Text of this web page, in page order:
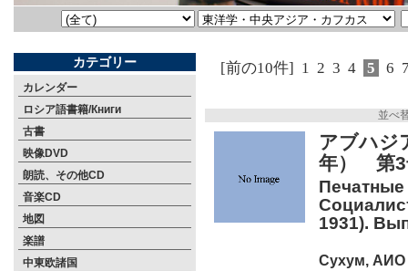
カテゴリー
カレンダー
ロシア語書籍/Книги
古書
映像DVD
朗読、その他CD
音楽CD
地図
楽譜
中東欧諸国
[前の10件] 1 2 3 4 5 6
並べ
アブハジ
年） 第
Печатные
1931).
Сухум, АИО